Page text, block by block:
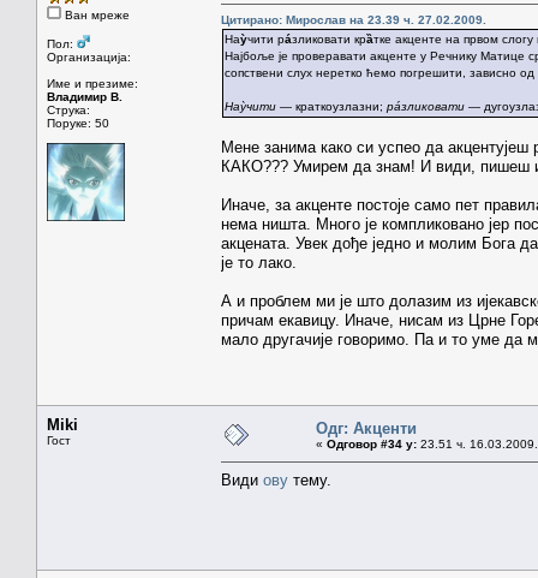
Ван мреже
Пол:
Организација:
Име и презиме:
Владимир В.
Струка:
Поруке: 50
Цитирано: Мирослав на 23.39 ч. 27.02.2009.
Наỳчити рáзликовати крȁтке акценте на првом
Најбоље је проверавати акценте у Речнику Матице
сопствени слух неретко ћемо погрешити, зависно од
Наỳчити — краткоузлазни; рáзликовати —
Мене занима како си успео да
КАКО??? Умирем да знам! И види, пишеш
Иначе, за акценте постоје само пет
нема ништа. Много је компликовано јер
акцената. Увек дође једно и молим Бога
је то лако.
А и проблем ми је што долазим из
причам екавицу. Иначе, нисам из Црне
мало другачије говоримо. Па и то уме да
Miki
Гост
Одг: Акценти
« Одговор #34 у: 23.51 ч.
Види ову тему.